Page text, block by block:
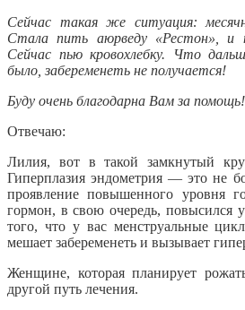
Сейчас такая же ситуация:
Стала пить аюрведу «Рестон», и
Сейчас пью кровохлебку. Что
было, забеременеть не получается!
Буду очень благодарна Вам за
Отвечаю:
Лилия, вот в такой замкнутый
Гиперплазия эндометрия — это не
проявление повышенного уровня
гормон, в свою очередь, повысился у
того, что у вас менструальные
мешает забеременеть и вызывает
Женщине, которая планирует
другой путь лечения.